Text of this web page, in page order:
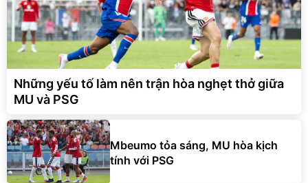
Những yếu tố làm nên trận hòa nghẹt thở giữa
MU và PSG
Mbeumo tỏa sáng, MU hòa kịch
tính với PSG